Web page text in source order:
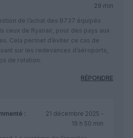
29 min
de l’achat des B737 équipés
ceux de Ryanair, pour des pays aux
Cela permet d’éviter ce cas de
sur les redevances d’aéroports,
de rotation.
RÉPONDRE
:
21 décembre 2025 -
19 h 50 min